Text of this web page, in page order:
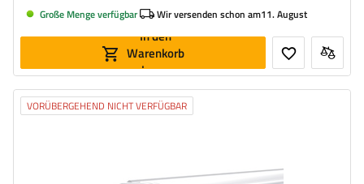
Große Menge verfügbar
Wir versenden schon am11. August
In den
Warenkorb
legen
VORÜBERGEHEND NICHT VERFÜGBAR